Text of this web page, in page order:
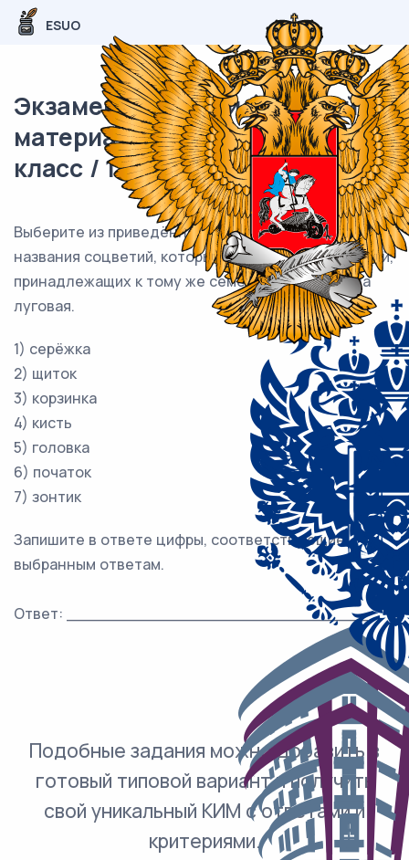
ESUO
Экзаменационный (типовой)
материал ВПР / Биология / 7
класс / 14 задание (25) / 01
Выберите из приведённого ниже списка все
названия соцветий, которые могут быть у растений,
принадлежащих к тому же семейству, что и Чина
луговая.
1) серёжка
2) щиток
3) корзинка
4) кисть
5) головка
6) початок
7) зонтик
Запишите в ответе цифры, соответствующие
выбранным ответам.
Ответ: ______________________________
Подобные задания можно добавить в
готовый типовой вариант и получить
свой уникальный КИМ с ответами и
критериями.